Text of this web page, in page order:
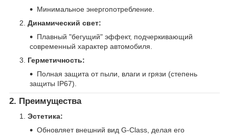
Минимальное энергопотребление.
Динамический свет:
Плавный "бегущий" эффект, подчеркивающий
современный характер автомобиля.
Герметичность:
Полная защита от пыли, влаги и грязи (степень
защиты IP67).
2. Преимущества
Эстетика:
Обновляет внешний вид G-Class, делая его